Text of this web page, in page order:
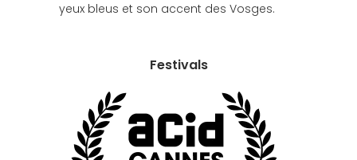
yeux bleus et son accent des Vosges.
Festivals